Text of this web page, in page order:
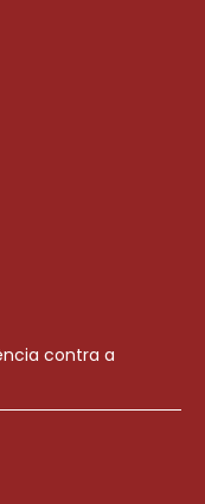
contra a